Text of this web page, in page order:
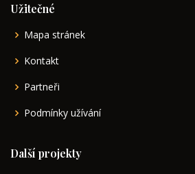
Užitečné
Mapa stránek
Kontakt
Partneři
Podmínky užívání
Další projekty